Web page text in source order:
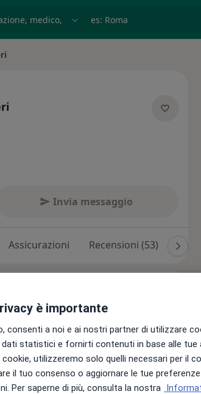
Invia messaggio
Assicurazioni Recensioni (53)
e Chirurgia presso l’Università
poi in
ad Indirizzo Estetico” nel
è importante
consenti a noi e ai nostri partner di utilizzare
statistici e fornirti contenuti in base alle tue
utilizzeremo solo quelli necessari per il
il tuo consenso o aggiornare le tue
Per saperne di più, consulta la nostra